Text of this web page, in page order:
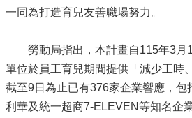
一同為打造育兒友善職場努力。
勞動局指出，本計畫自115年3月1
單位於員工育兒期間提供「減少工時
截至9日為止已有376家企業響應，包
利華及統一超商7-ELEVEN等知名企